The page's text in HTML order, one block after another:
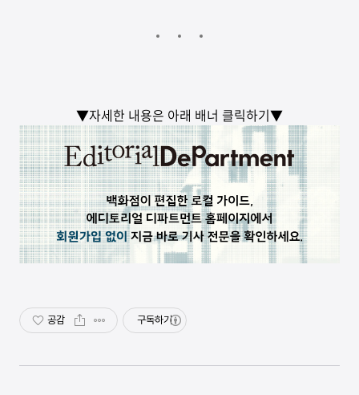
▼자세한 내용은 아래 배너 클릭하기▼
공감 구독하기